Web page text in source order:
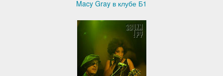
Macy Gray в клубе Б1